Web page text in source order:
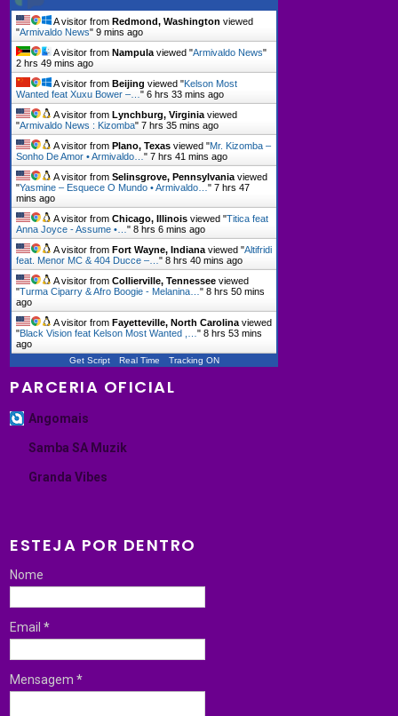
A visitor fromRedmond, Washington viewed
"Armivaldo News"9 mins ago
A visitor fromNampula viewed "Armivaldo News"
2 hrs 49 mins ago
A visitor fromBeijing viewed "Kelson Most
Wanted feat Xuxu Bower –…"6 hrs 33 mins ago
A visitor fromLynchburg, Virginia viewed
"Armivaldo News : Kizomba"7 hrs 35 mins ago
A visitor fromPlano, Texas viewed "Mr. Kizomba –
Sonho De Amor • Armivaldo…"7 hrs 41 mins ago
A visitor fromSelinsgrove, Pennsylvania viewed
"Yasmine – Esquece O Mundo • Armivaldo…"7 hrs 47
mins ago
A visitor fromChicago, Illinois viewed "Titica feat
Anna Joyce - Assume •…"8 hrs 6 mins ago
A visitor fromFort Wayne, Indiana viewed "Altifridi
feat. Menor MC & 404 Ducce –…"8 hrs 40 mins ago
A visitor fromCollierville, Tennessee viewed
"Turma Ciparry & Afro Boogie - Melanina…"8 hrs 50 mins
ago
A visitor fromFayetteville, North Carolina viewed
"Black Vision feat Kelson Most Wanted ,…"8 hrs 53 mins
ago
Get Script Real Time Tracking ON
PARCERIA OFICIAL
Angomais
Samba SA Muzik
Granda Vibes
ESTEJA POR DENTRO
Nome
Email*
Mensagem*